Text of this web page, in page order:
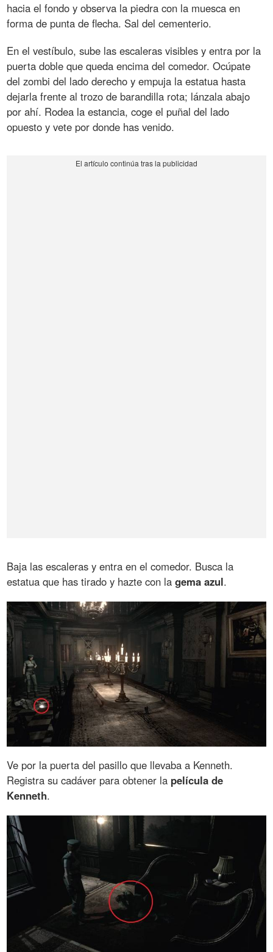
hacia el fondo y observa la piedra con la muesca en
forma de punta de flecha. Sal del cementerio.
En el vestíbulo, sube las escaleras visibles y entra por la
puerta doble que queda encima del comedor. Ocúpate
del zombi del lado derecho y empuja la estatua hasta
dejarla frente al trozo de barandilla rota; lánzala abajo
por ahí. Rodea la estancia, coge el puñal del lado
opuesto y vete por donde has venido.
Baja las escaleras y entra en el comedor. Busca la
estatua que has tirado y hazte con lagema azul.
Ve por la puerta del pasillo que llevaba a Kenneth.
Registra su cadáver para obtener la película de
Kenneth.